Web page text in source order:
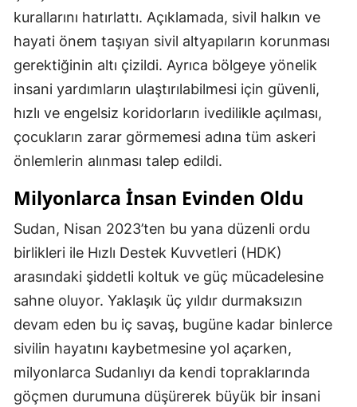
kurallarını hatırlattı. Açıklamada, sivil halkın ve
hayati önem taşıyan sivil altyapıların korunması
gerektiğinin altı çizildi. Ayrıca bölgeye yönelik
insani yardımların ulaştırılabilmesi için güvenli,
hızlı ve engelsiz koridorların ivedilikle açılması,
çocukların zarar görmemesi adına tüm askeri
önlemlerin alınması talep edildi.
Milyonlarca İnsan Evinden Oldu
Sudan, Nisan 2023’ten bu yana düzenli ordu
birlikleri ile Hızlı Destek Kuvvetleri (HDK)
arasındaki şiddetli koltuk ve güç mücadelesine
sahne oluyor. Yaklaşık üç yıldır durmaksızın
devam eden bu iç savaş, bugüne kadar binlerce
sivilin hayatını kaybetmesine yol açarken,
milyonlarca Sudanlıyı da kendi topraklarında
göçmen durumuna düşürerek büyük bir insani